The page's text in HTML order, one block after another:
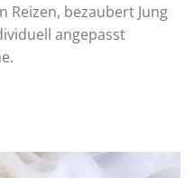
Reizen, bezaubert Jung
angepasst